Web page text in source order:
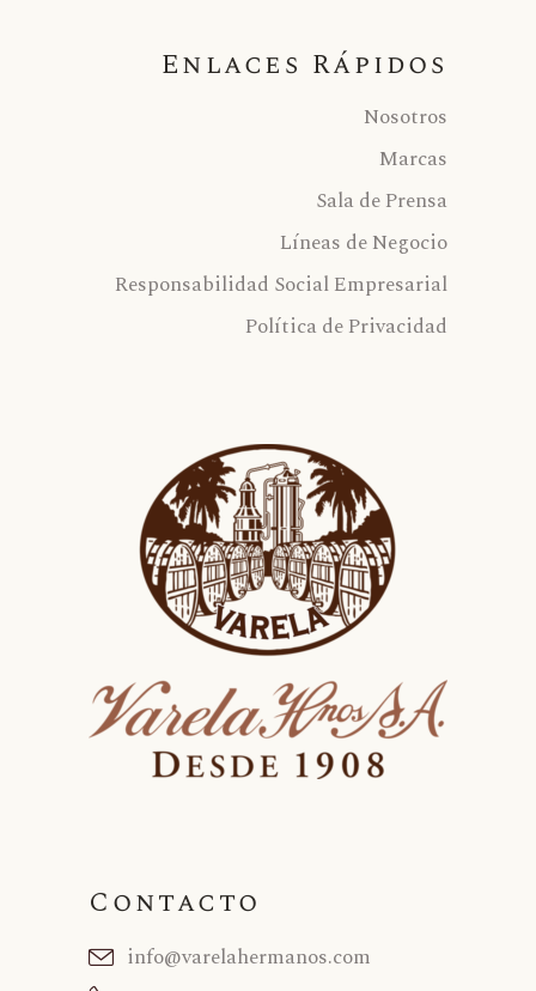
Enlaces Rápidos
Nosotros
Marcas
Sala de Prensa
Líneas de Negocio
Responsabilidad Social Empresarial
Política de Privacidad
Contacto
info@varelahermanos.com